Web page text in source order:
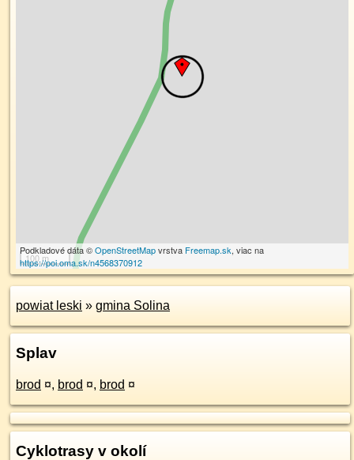
100 m
Podkladové dáta ©OpenStreetMapvrstva Freemap.sk, viac na
https://poi.oma.sk/n4568370912
powiat leski » gmina Solina
Splav
brod ¤, brod ¤, brod ¤
Cyklotrasy v okolí